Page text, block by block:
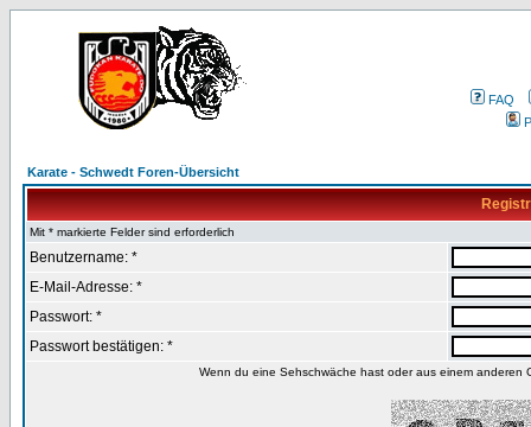
FAQ
Karate - Schwedt Foren-Übersicht
Mit * markierte Felder sind erforderlich
Benutzername: *
E-Mail-Adresse: *
Passwort: *
Passwort bestätigen: *
Wenn du eine Sehschwäche hast oder aus einem